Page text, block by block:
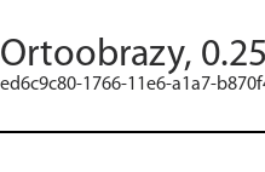
Ortoobrazy,
ed6c9c80-1766-11e6-a1a7-